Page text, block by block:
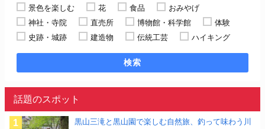
景色を楽しむ 花 食品
おみやげ
神社・寺院
直売所 博物館・科学館
体験
史跡・城跡
建造物 伝統工芸 ハイキング
検索
話題のスポット
黒山三滝と黒山園で楽しむ自然旅、釣って味わう川